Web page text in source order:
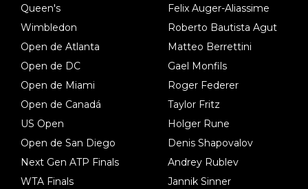
Queen's
Wimbledon
Open de Atlanta
Open de DC
Open de Miami
Open de Canadá
US Open
Open de San Diego
Next Gen ATP Finals
WTA Finals
Felix Auger-Aliassime
Roberto Bautista Agut
Matteo Berrettini
Gael Monfils
Roger Federer
Taylor Fritz
Holger Rune
Denis Shapovalov
Andrey Rublev
Jannik Sinner